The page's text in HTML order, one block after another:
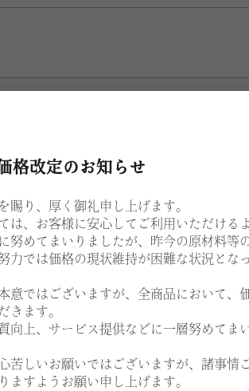
格改定のお知らせ
賜り、厚く御礼申し上げます。
は、お客様に安心してご利用いただける
努めてまいりましたが、昨今の原材料等
力では価格の現状維持が困難な状況とな
意ではございますが、全商品において、
きます。
向上、サービス提供などに一層努めてま
苦しいお願いではございますが、諸事情
ますようお願い申し上げます。
ンティークゴールド